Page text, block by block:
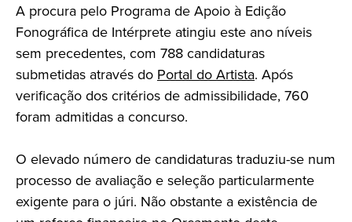
A procura pelo Programa de Apoio à Edição
Fonográfica de Intérprete atingiu este ano níveis
sem precedentes, com 788 candidaturas
submetidas através do Portal do Artista. Após
verificação dos critérios de admissibilidade, 760
foram admitidas a concurso.
O elevado número de candidaturas traduziu-se num
processo de avaliação e seleção particularmente
exigente para o júri. Não obstante a existência de